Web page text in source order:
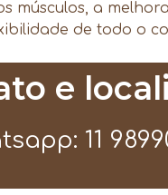
músculos, a
de todo o
e
11